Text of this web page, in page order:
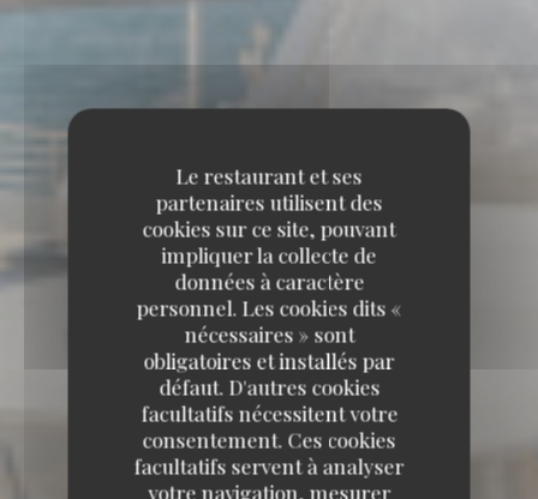
Le restaurant et ses
partenaires utilisent des
cookies sur ce site, pouvant
impliquer la collecte de
données à caractère
personnel. Les cookies dits «
nécessaires » sont
obligatoires et installés par
défaut. D'autres cookies
facultatifs nécessitent votre
consentement. Ces cookies
facultatifs servent à analyser
votre navigation, mesurer